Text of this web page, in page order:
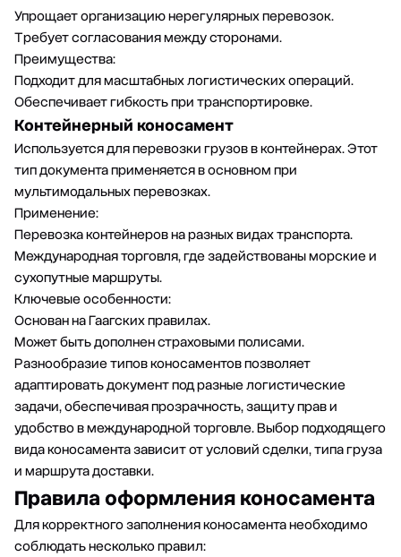
Упрощает организацию нерегулярных перевозок.
Требует согласования между сторонами.
Преимущества:
Подходит для масштабных логистических операций.
Обеспечивает гибкость при транспортировке.
Контейнерный коносамент
Используется для перевозки грузов в контейнерах. Этот
тип документа применяется в основном при
мультимодальных перевозках.
Применение:
Перевозка контейнеров на разных видах транспорта.
Международная торговля, где задействованы морские и
сухопутные маршруты.
Ключевые особенности:
Основан на Гаагских правилах.
Может быть дополнен страховыми полисами.
Разнообразие типов коносаментов позволяет
адаптировать документ под разные логистические
задачи, обеспечивая прозрачность, защиту прав и
удобство в международной торговле. Выбор подходящего
вида коносамента зависит от условий сделки, типа груза
и маршрута доставки.
Правила оформления коносамента
Для корректного заполнения коносамента необходимо
соблюдать несколько правил: